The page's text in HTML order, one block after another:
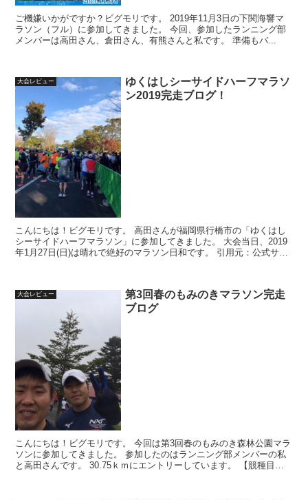
ご機嫌いかがですか？ビグモリです。 2019年11月3日の下関海響マ
ラソン（フル）に参加してきました。 今回、参加したランニング部
メンバーは高田さん、倉田さん、有熊さんと私です。 準備もバ...
大会レビュー
ゆくはしシーサイドハーフマラソ
ン2019完走ブログ！
こんにちは！ビグモリです。 高田さんが福岡県行橋市の「ゆくはし
シーサイドハーフマラソン」に参加してきました。 大会当日、2019
年1月27日(日)は晴れで絶好のマラソン日和です。 引用元：公式サイ
大会レビュー
第3回春のもみのきマラソン完走
ブログ
こんにちは！ビグモリです。 今回は第3回春のもみのき森林公園マラ
ソンに参加してきました。 参加したのはランニング部メンバーの私
と高田さんです。 30.75ｋｍにエントリーしています。 【競種目】